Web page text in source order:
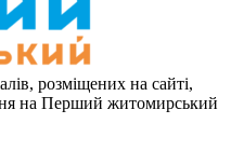
розміщених на сайті,
на Перший житомирський